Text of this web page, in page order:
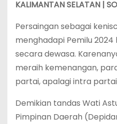
KALIMANTAN SELATAN |
Persaingan sebagai
menghadapi Pemilu
secara dewasa.
meraih kemenangan,
partai, apalagi intra
Demikian tandas Wati
Pimpinan Daerah